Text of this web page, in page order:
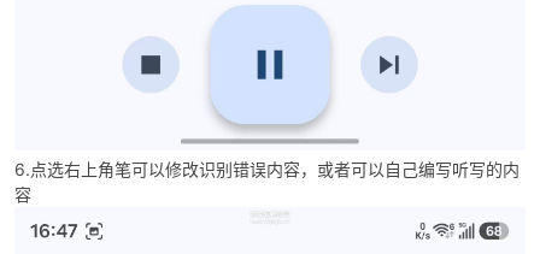
6.点选右上角笔可以修改识别错误内容，或者可以自己编写听写的内
容